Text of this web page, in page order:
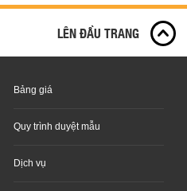
LÊN ĐẦU TRANG
Bảng giá
Quy trình duyệt mẫu
Dịch vụ